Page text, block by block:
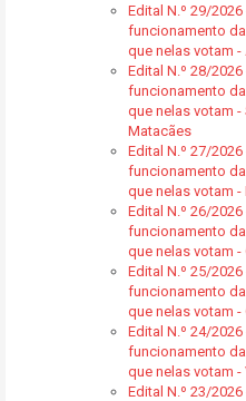
Edital N.º 29/
funcionamento
que nelas votam
Edital N.º 28/
funcionamento
que nelas votam -
Matacães
Edital N.º 27/
funcionamento
que nelas votam
Edital N.º 26/
funcionamento
que nelas votam -
Edital N.º 25/
funcionamento
que nelas votam -
Edital N.º 24/
funcionamento
que nelas votam -
Edital N.º 23/